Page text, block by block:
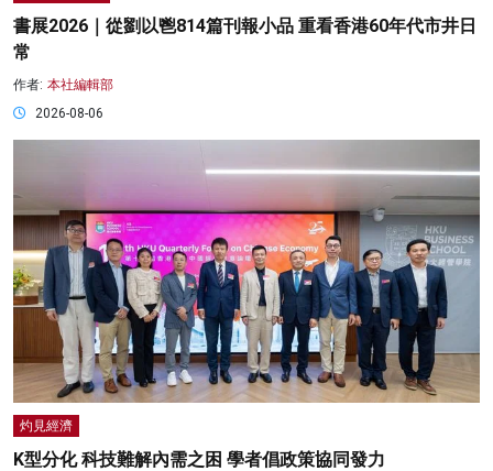
書展2026｜從劉以鬯814篇刊報小品 重看香港60年代市井日
常
作者: 本社編輯部
2026-08-06
灼見經濟
K型分化 科技難解內需之困 學者倡政策協同發力